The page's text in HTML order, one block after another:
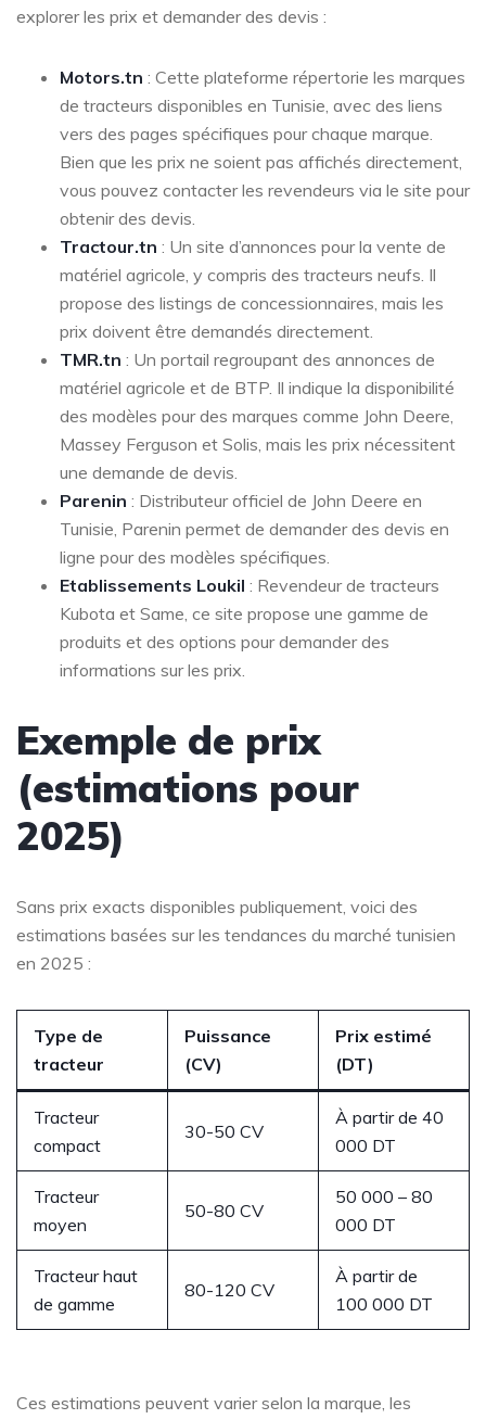
explorer les prix et demander des devis :
Motors.tn : Cette plateforme répertorie les marques
de tracteurs disponibles en Tunisie, avec des liens
vers des pages spécifiques pour chaque marque.
Bien que les prix ne soient pas affichés directement,
vous pouvez contacter les revendeurs via le site pour
obtenir des devis.
Tractour.tn : Un site d’annonces pour la vente de
matériel agricole, y compris des tracteurs neufs. Il
propose des listings de concessionnaires, mais les
prix doivent être demandés directement.
TMR.tn : Un portail regroupant des annonces de
matériel agricole et de BTP. Il indique la disponibilité
des modèles pour des marques comme John Deere,
Massey Ferguson et Solis, mais les prix nécessitent
une demande de devis.
Parenin : Distributeur officiel de John Deere en
Tunisie, Parenin permet de demander des devis en
ligne pour des modèles spécifiques.
Etablissements Loukil : Revendeur de tracteurs
Kubota et Same, ce site propose une gamme de
produits et des options pour demander des
informations sur les prix.
Exemple de prix
(estimations pour
2025)
Sans prix exacts disponibles publiquement, voici des
estimations basées sur les tendances du marché tunisien
en 2025 :
Type de
tracteur
Puissance
(CV)
Prix estimé
(DT)
Tracteur
compact
30-50 CV
À partir de 40
000 DT
Tracteur
moyen
50-80 CV
50 000 – 80
000 DT
Tracteur haut
de gamme
80-120 CV
À partir de
100 000 DT
Ces estimations peuvent varier selon la marque, les